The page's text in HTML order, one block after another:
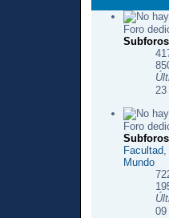
Foro
23
Foro
Facultad
Mundo